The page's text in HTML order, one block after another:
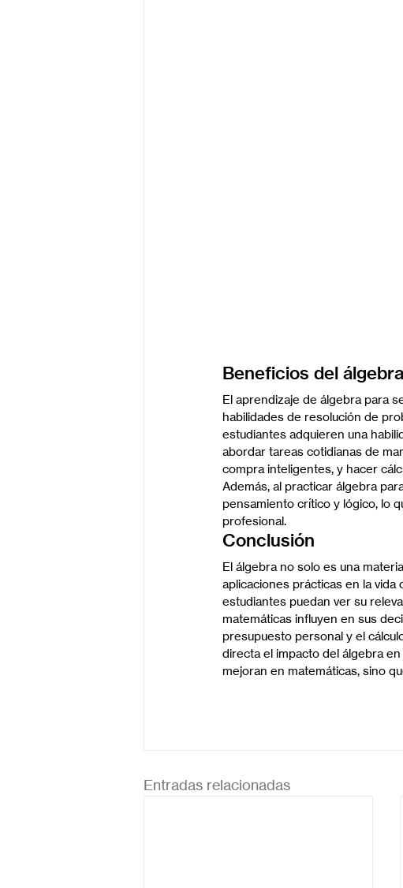
Beneficios del
El aprendizaje de álgebra para
habilidades de resolución de
estudiantes adquieren una
abordar tareas cotidianas de
compra inteligentes, y hacer
Además, al practicar álgebra
pensamiento crítico y lógico, lo
profesional.
Conclusión
El álgebra no solo es una
aplicaciones prácticas en la
estudiantes puedan ver su
matemáticas influyen en sus
presupuesto personal y el
directa el impacto del álgebra
mejoran en matemáticas, sino
Entradas relacionadas